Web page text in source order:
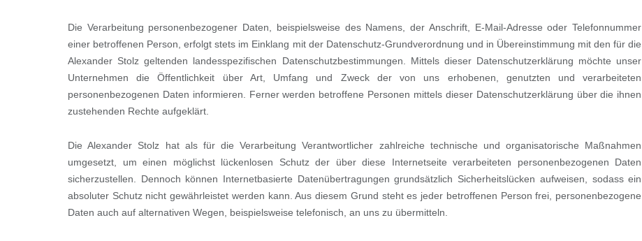
Die Verarbeitung personenbezogener Daten, beispielsweise des Namens, der Anschrift, E-Mail-Adresse oder Telefonnummer
einer betroffenen Person, erfolgt stets im Einklang mit der Datenschutz-Grundverordnung und in Übereinstimmung mit den für die
Alexander Stolz geltenden landesspezifischen Datenschutzbestimmungen. Mittels dieser Datenschutzerklärung möchte unser
Unternehmen die Öffentlichkeit über Art, Umfang und Zweck der von uns erhobenen, genutzten und verarbeiteten
personenbezogenen Daten informieren. Ferner werden betroffene Personen mittels dieser Datenschutzerklärung über die ihnen
zustehenden Rechte aufgeklärt.
Die Alexander Stolz hat als für die Verarbeitung Verantwortlicher zahlreiche technische und organisatorische Maßnahmen
umgesetzt, um einen möglichst lückenlosen Schutz der über diese Internetseite verarbeiteten personenbezogenen Daten
sicherzustellen. Dennoch können Internetbasierte Datenübertragungen grundsätzlich Sicherheitslücken aufweisen, sodass ein
absoluter Schutz nicht gewährleistet werden kann. Aus diesem Grund steht es jeder betroffenen Person frei, personenbezogene
Daten auch auf alternativen Wegen, beispielsweise telefonisch, an uns zu übermitteln.